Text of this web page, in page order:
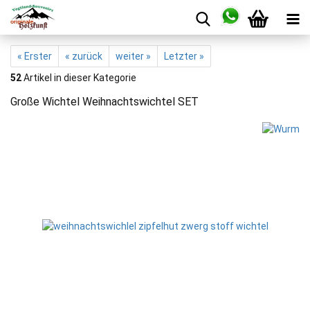
« Erster « zurück weiter »
Letzter »
52Artikel in dieser Kategorie
Große Wichtel Weihnachtswichtel SET